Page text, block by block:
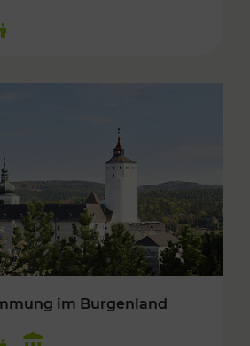
im Burgenland